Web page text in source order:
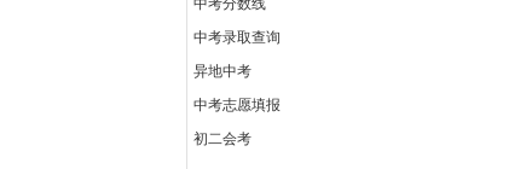
中考分数线
中考录取查询
异地中考
中考志愿填报
初二会考